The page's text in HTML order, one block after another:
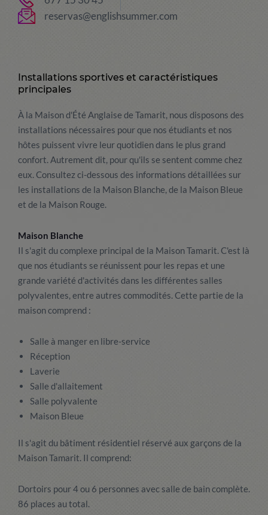
reservas@englishsummer.com
Installations sportives et caractéristiques
principales
À la Maison d'Été Anglaise de Tamarit, nous disposons des
installations nécessaires pour que nos étudiants et nos
hôtes puissent vivre leur quotidien dans le plus grand
confort. Autrement dit, pour qu'ils se sentent comme chez
eux. Consultez ci-dessous des informations détaillées sur
les installations de la Maison Blanche, de la Maison Bleue
et de la Maison Rouge.
Maison Blanche
Il s'agit du complexe principal de la Maison Tamarit. C'est là
que nos étudiants se réunissent pour les repas et une
grande variété d'activités dans les différentes salles
polyvalentes, entre autres commodités. Cette partie de la
maison comprend :
Salle à manger en libre-service
Réception
Laverie
Salle d'allaitement
Salle polyvalente
Maison Bleue
Il s'agit du bâtiment résidentiel réservé aux garçons de la
Maison Tamarit. Il comprend:
Dortoirs pour 4 ou 6 personnes avec salle de bain complète.
86 places au total.